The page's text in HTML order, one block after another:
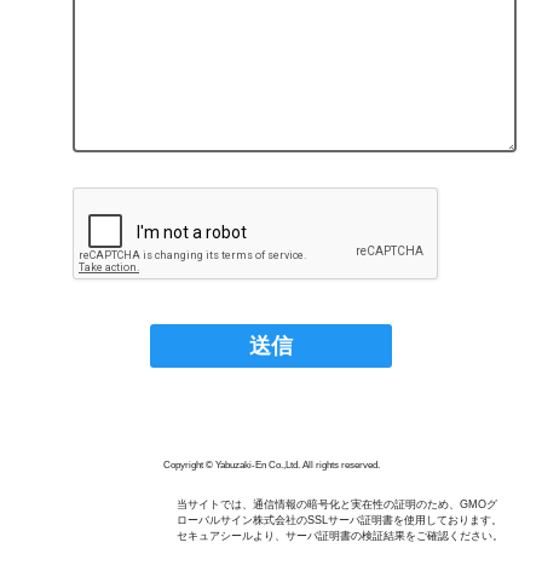
Copyright © Yabuzaki-En Co.,Ltd. All rights reserved.
当サイトでは、通信情報の暗号化と実在性の証明のため、GMOグ
ローバルサイン株式会社のSSLサーバ証明書を使用しております。
セキュアシールより、サーバ証明書の検証結果をご確認ください。